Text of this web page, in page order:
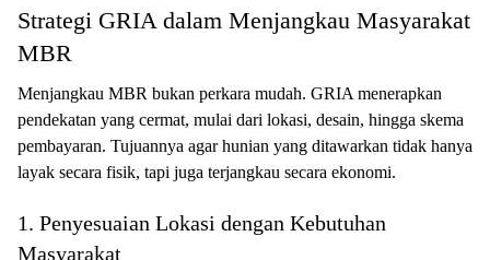
Strategi GRIA dalam Menjangkau Masyarakat
MBR
Menjangkau MBR bukan perkara mudah. GRIA menerapkan
pendekatan yang cermat, mulai dari lokasi, desain, hingga skema
pembayaran. Tujuannya agar hunian yang ditawarkan tidak hanya
layak secara fisik, tapi juga terjangkau secara ekonomi.
1. Penyesuaian Lokasi dengan Kebutuhan
Masyarakat